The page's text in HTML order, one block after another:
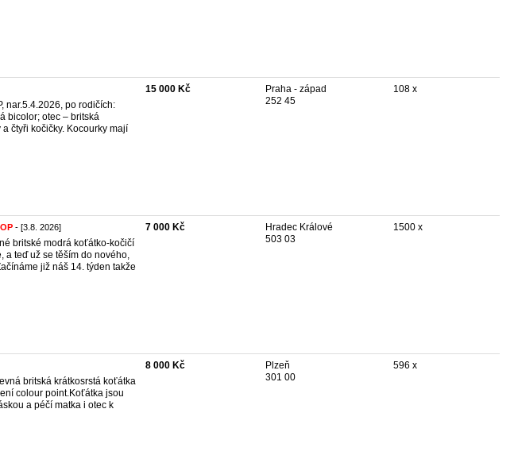
nar.5.4.2026, po rodičích:
bicolor; otec – britská
čtyři kočičky. Kocourky mají
15 000 Kč
Praha - západ
252 45
108 x
- [3.8. 2026]
britské modrá koťátko-kočičí
a teď už se těším do nového,
již náš 14. týden takže
7 000 Kč
Hradec Králové
503 03
1500 x
britská krátkosrstá koťátka
colour point.Koťátka jsou
a péčí matka i otec k
8 000 Kč
Plzeň
301 00
596 x